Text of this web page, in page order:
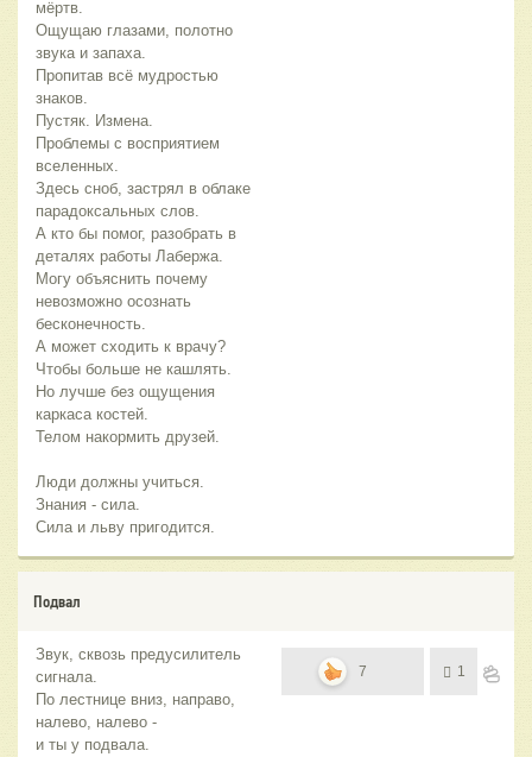
мёртв.
Ощущаю глазами, полотно
звука и запаха.
Пропитав всё мудростью
знаков.
Пустяк. Измена.
Проблемы с восприятием
вселенных.
Здесь сноб, застрял в облаке
парадоксальных слов.
А кто бы помог, разобрать в
деталях работы Лабержа.
Могу объяснить почему
невозможно осознать
бесконечность.
А может сходить к врачу?
Чтобы больше не кашлять.
Но лучше без ощущения
каркаса костей.
Телом накормить друзей.
Люди должны учиться.
Знания - сила.
Сила и льву пригодится.
Подвал
Звук, сквозь предусилитель
сигнала.
По лестнице вниз, направо,
налево, налево -
и ты у подвала.
7 1